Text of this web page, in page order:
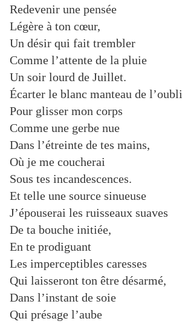
Redevenir une pensée
Légère à ton cœur,
Un désir qui fait trembler
Comme l’attente de la pluie
Un soir lourd de Juillet.
Écarter le blanc manteau de l’oubli
Pour glisser mon corps
Comme une gerbe nue
Dans l’étreinte de tes mains,
Où je me coucherai
Sous tes incandescences.
Et telle une source sinueuse
J’épouserai les ruisseaux suaves
De ta bouche initiée,
En te prodiguant
Les imperceptibles caresses
Qui laisseront ton être désarmé,
Dans l’instant de soie
Qui présage l’aube